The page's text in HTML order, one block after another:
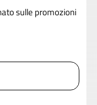
sulle promozioni